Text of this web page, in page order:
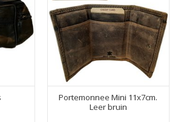
Portemonnee Mini 11x7cm.
Leer bruin